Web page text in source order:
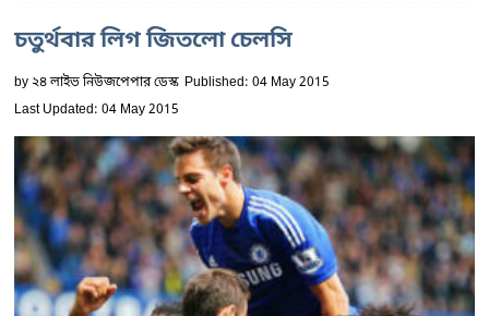
চতুর্থবার লিগ জিতলো চেলসি
by২৪ লাইভ নিউজপেপার ডেস্ক Published: 04 May 2015
Last Updated: 04 May 2015